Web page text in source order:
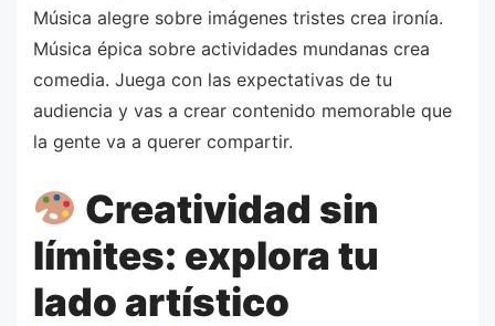
Música alegre sobre imágenes tristes crea ironía.
Música épica sobre actividades mundanas crea
comedia. Juega con las expectativas de tu
audiencia y vas a crear contenido memorable que
la gente va a querer compartir.
Creatividad sin
límites: explora tu
lado artístico